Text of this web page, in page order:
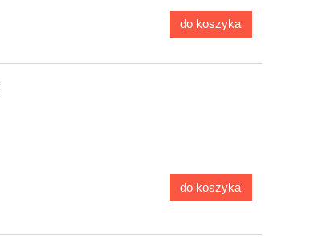
do koszyka
do koszyka